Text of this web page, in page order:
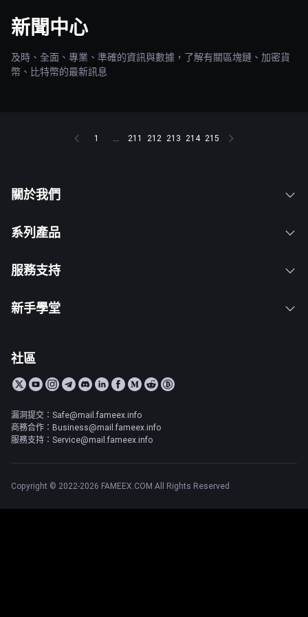
新聞中心
及時、全面、專業、準確的資訊與數據，了解有關區塊鏈、加密貨
幣、比特幣的最新訊息
1 ... 211 212 213 214 215
關於我們
系列產品
服務支持
新手學堂
社區
漏洞提交：Safe@mail.fameex.info
商務合作：Business@mail.fameex.info
服務支持：Service@mail.fameex.info
Copyright © 2022-2026 FAMEEX.COM All Rights Reserved